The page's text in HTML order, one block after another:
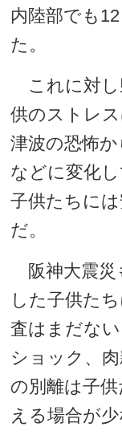
内陸部でも
た。
これに対し
供のストレ
津波の恐怖
などに変化
子供たちに
だ。
阪神大震災
した子供た
査はまだな
ショック、
の別離は子
える場合が少